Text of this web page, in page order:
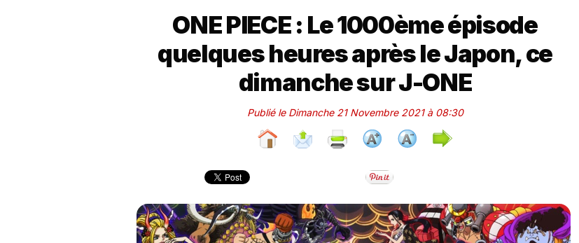
ONE PIECE : Le 1000ème épisode
quelques heures après le Japon, ce
dimanche sur J-ONE
Publié le Dimanche 21 Novembre 2021 à 08:30